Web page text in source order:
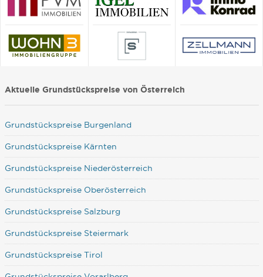
Aktuelle Grundstückspreise von Österreich
Grundstückspreise Burgenland
Grundstückspreise Kärnten
Grundstückspreise Niederösterreich
Grundstückspreise Oberösterreich
Grundstückspreise Salzburg
Grundstückspreise Steiermark
Grundstückspreise Tirol